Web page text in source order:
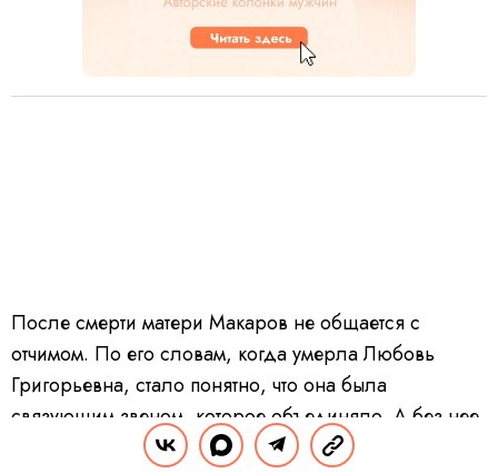
После смерти матери Макаров не общается с
отчимом. По его словам, когда умерла Любовь
Григорьевна, стало понятно, что она была
связующим звеном, которое объединяло. А без нее
оказалось, что ничего общего нет. Кроме того,